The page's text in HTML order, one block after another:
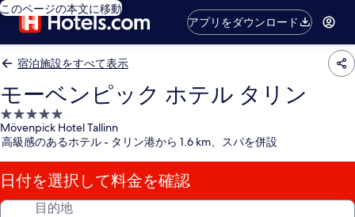
このページの本文に移動
アプリをダウンロード
宿泊施設をすべて表示
モーベンピック ホテル タリン
5.0
つ
星
宿
泊
施
Mövenpick Hotel Tallinn
高級感のあるホテル - タリン港から 1.6 km、スパを併設
日付を選択して料金を確認
目的地